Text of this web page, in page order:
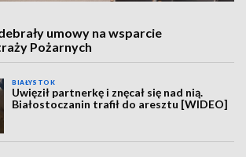
umowy na wsparcie
Pożarnych
BIAŁYSTOK
Uwięził partnerkę i znęcał się nad nią.
Białostoczanin trafił do aresztu [WIDEO]